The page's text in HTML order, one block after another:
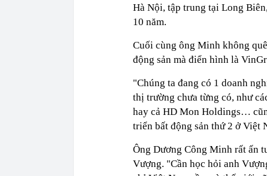
Hà Nội, tập trung tại Long
10 năm.
Cuối cùng ông Minh không
động sản mà điển hình là
"Chúng ta đang có 1 doanh
thị trường chưa từng có, như
hay cả HD Mon Holdings…
triển bất động sản thứ 2 ở Việt
Ông Dương Công Minh rất ấn
Vượng. "Cần học hỏi anh